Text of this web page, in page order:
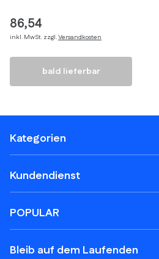
86,54
inkl. MwSt. zzgl.Versandkosten
bald lieferbar
Kategorien
Kundendienst
POPULAR
Bleib auf dem Laufenden